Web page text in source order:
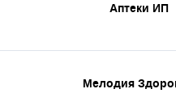
Аптеки ИП
Мелодия